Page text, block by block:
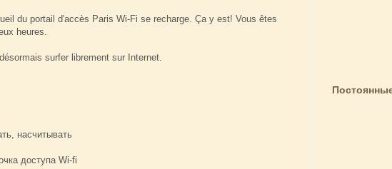
du portail d'accès Paris Wi-Fi se recharge. Ça y est! Vous êtes
heures.
surfer librement sur Internet.
насчитывать
доступа Wi-fi